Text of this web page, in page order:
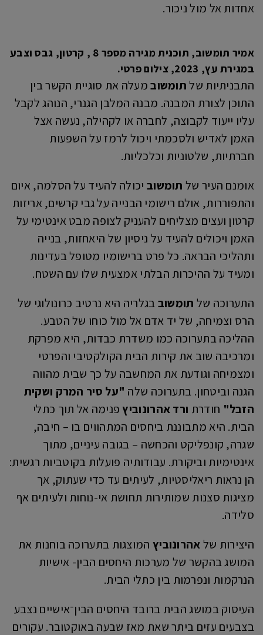
אחדות אל מול ניכור.
אמיר תומשוב, תוכנית מגירה מספר 8 , קרטון, גבס וצבע
במגירת עץ, 2023, צילום פרטי.
התבניתיות שלתומשובמעלה את סוגיית הקשר בין
התוכן לצורת המבנה. מבנה המלבן הגנרי, הנוהג לקבל
עליו ייעוד לקבוצה, לחברה או לקהילה, נעשה אצל
האמן לאדיש ולסכמתי ויכול לרמז על השפעות
חברתיות, שלטוניות וכלכליות.
אומנם העיר של תומשוב יכולה להעיד על הסלמה, איום
והתפוררות, אולם רישומי הבנייה על גבי קרשים, אריזות
קרטון ועצים מצליחים להעניק לצופה מבט אינטימי על
האמן ויכולים להעיד על ניסיון של היאחזות, בנייה
ותהליכי הבראה. כל פרט ברישומיו מטופל בעדינות
ומעיד על ההיכרות הבלתי אמצעית שלו עם השטח.
התערוכה של תומשובבגלריה היא נרטיב כרונולוגי של
הרס וצמיחה, של יד אדם אל מול כוחו של הטבע.
ההליכה בתערוכה כמו משדרת כבדות, היא מפרקת
ומרכיבה שוב את קירות הבית הקולקטיבי והפרטי
ומצמיחה וגודעת את המחשבה על כך שבית מהווה
הגנה וביטחון. בתערוכה שלה "על סיר המרק ושקית
הזבל" חודרת ורד אהרונוביץפנימה אל תוך כתלי
הבית. היא מתבוננת ביחסים המתהווים בו – חיבה,
שגרה, קונפליקט והכחשה – בגובה עיניים, מתוך
אינטימיות וביקורת. עבודותיה פועלות בקוטביות רגשית:
הן נראות ריאליסטיות, לעיתים עד כדי שעתוק, אך
מציגות סצנות שמותירות תחושת אי-נוחות ולעיתים אף
סלידה.
היצירות שלאהרונוביץ המוצגות בתערוכה בוחנות את
המושג בהקשר של מערכות היחסים הבין- אישיות
הנרקמות ונפרמות בין כתלי הבית.
העיסוק במושג הבית ברובד היחסים הבין־אישיים נצבע
בצבעים עזים ביתר שאת מאז שבעה באוקטובר. עקורים